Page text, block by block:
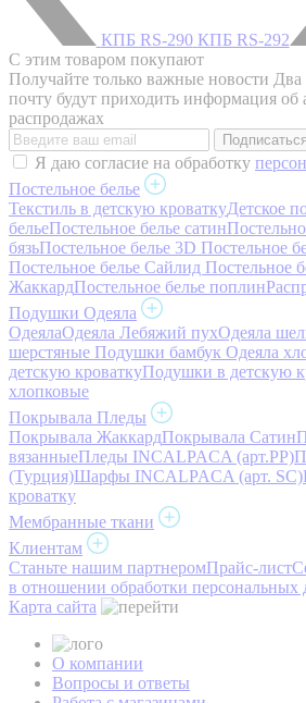
КПБ RS-290 КПБ RS-292
С этим товаром покупают
Получайте только важные новости Два
почту будут приходить информация об
распродажах
Я даю согласие на обработку
Постельное белье
Текстиль в детскую кроваткуДетское
бельеПостельное белье сатин
бязьПостельное белье 3D Постельное
Постельное белье Сайлид Постельное
ЖаккардПостельное белье поплин
Подушки Одеяла
ОдеялаОдеяла Лебяжий пухОдеяла
шерстяные Подушки бамбук Одеяла
детскую кроваткуПодушки в детскую
хлопковые
Покрывала Пледы
Покрывала ЖаккардПокрывала Сатин
вязанныеПледы INCALPACA (арт.PP)
(Турция)Шарфы INCALPACA (арт. SC)
кроватку
Мембранные ткани
Клиентам
Станьте нашим партнеромПрайс-лист
в отношении обработки персональных
Карта сайта
О компании
Вопросы и ответы